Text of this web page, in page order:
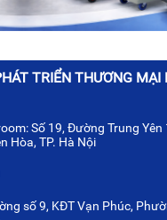
TRIỂN THƯƠNG MẠI
Số 19, Đường Trung Yên
Hòa, TP. Hà Nội
số 9, KĐT Vạn Phúc,